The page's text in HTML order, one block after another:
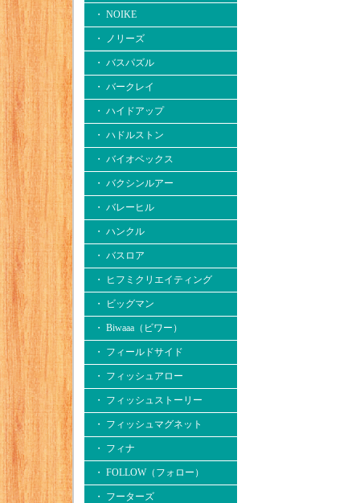
・ NOIKE
・ ノリーズ
・ バスパズル
・ バークレイ
・ ハイドアップ
・ ハドルストン
・ バイオベックス
・ バクシンルアー
・ バレーヒル
・ ハンクル
・ バスロア
・ ヒフミクリエイティング
・ ビッグマン
・ Biwaaa（ビワー）
・ フィールドサイド
・ フィッシュアロー
・ フィッシュストーリー
・ フィッシュマグネット
・ フィナ
・ FOLLOW（フォロー）
・ フーターズ